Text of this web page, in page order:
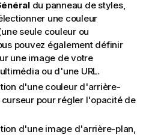
du panneau de styles,
une couleur
seule couleur ou
pouvez également définir
une image de votre
ou d'une URL.
d'une couleur d'arrière-
pour régler l'opacité de
d'une image d'arrière-plan,